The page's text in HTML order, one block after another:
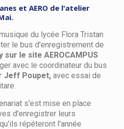
et AERO de l'atelier
du lycée Flora Tristan
le bus d'enregistrement de
sur le site AEROCAMPUS
avec le coordinateur du bus
Jeff Poupet, avec essai de
s'est mise en place
d'enregistrer leurs
répéteront l'année